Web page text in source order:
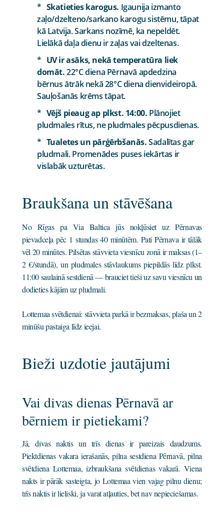
Skatieties karogus. Igaunija izmanto
zaļo/dzelteno/sarkano karogu sistēmu, tāpat
kā Latvija. Sarkans nozīmē, ka nepeldēt.
Lielākā daļa dienu ir zaļas vai dzeltenas.
UV ir asāks, nekā temperatūra liek
domāt.22°C diena Pērnavā apdedzina
bērnus ātrāk nekā 28°C diena dienvideiropā.
Sauļošanās krēms tāpat.
Vējš pieaug ap plkst. 14:00. Plānojiet
pludmales rītus, ne pludmales pēcpusdienas.
Tualetes un pārģērbšanās.Sadalītas gar
pludmali. Promenādes puses iekārtas ir
vislabāk uzturētas.
Braukšana un stāvēšana
No Rīgas pa Via Baltica jūs nokļūsiet uz Pērnavas
pievadceļa pēc 1 stundas 40 minūtēm. Pati Pērnava ir tālāk
vēl 20 minūtes. Pilsētas stāvvieta viesnīcu zonā ir maksas (1–
2 €/stundā), un pludmales stāvlaukums piepildās līdz plkst.
11:00 saulainā sestdienā — brauciet tieši uz savu viesnīcu un
dodieties kājām uz pludmali.
Lottemaa svētdienai: stāvvieta parkā ir bezmaksas, plaša un 2
minūšu pastaiga līdz ieejai.
Bieži uzdotie jautājumi
Vai divas dienas Pērnavā ar
bērniem ir pietiekami?
Jā, divas naktis un trīs dienas ir pareizais daudzums.
Piektdienas vakara ierašanās, pilna sestdiena Pērnavā, pilna
svētdiena Lottemaa, izbraukšana svētdienas vakarā. Viena
nakts ir pārāk sasteigta, jo Lottemaa vien vajag pilnu dienu;
trīs naktis ir lieliski, ja varat atļauties, bet nav nepieciešamas.